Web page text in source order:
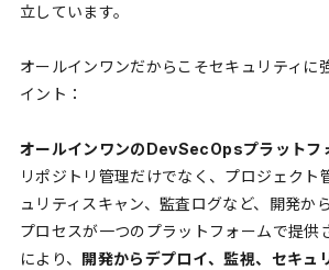
立しています。
オールインワンだからこそセキュリティに
イント：
オールインワンのDevSecOpsプラットフ
リポジトリ管理だけでなく、プロジェクト
ュリティスキャン、監査ログなど、開発か
プロセスが一つのプラットフォームで提供
により、 開発からデプロイ、監視、セキュ